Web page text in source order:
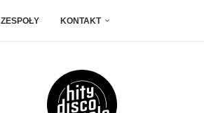
ZESPOŁY KONTAKT